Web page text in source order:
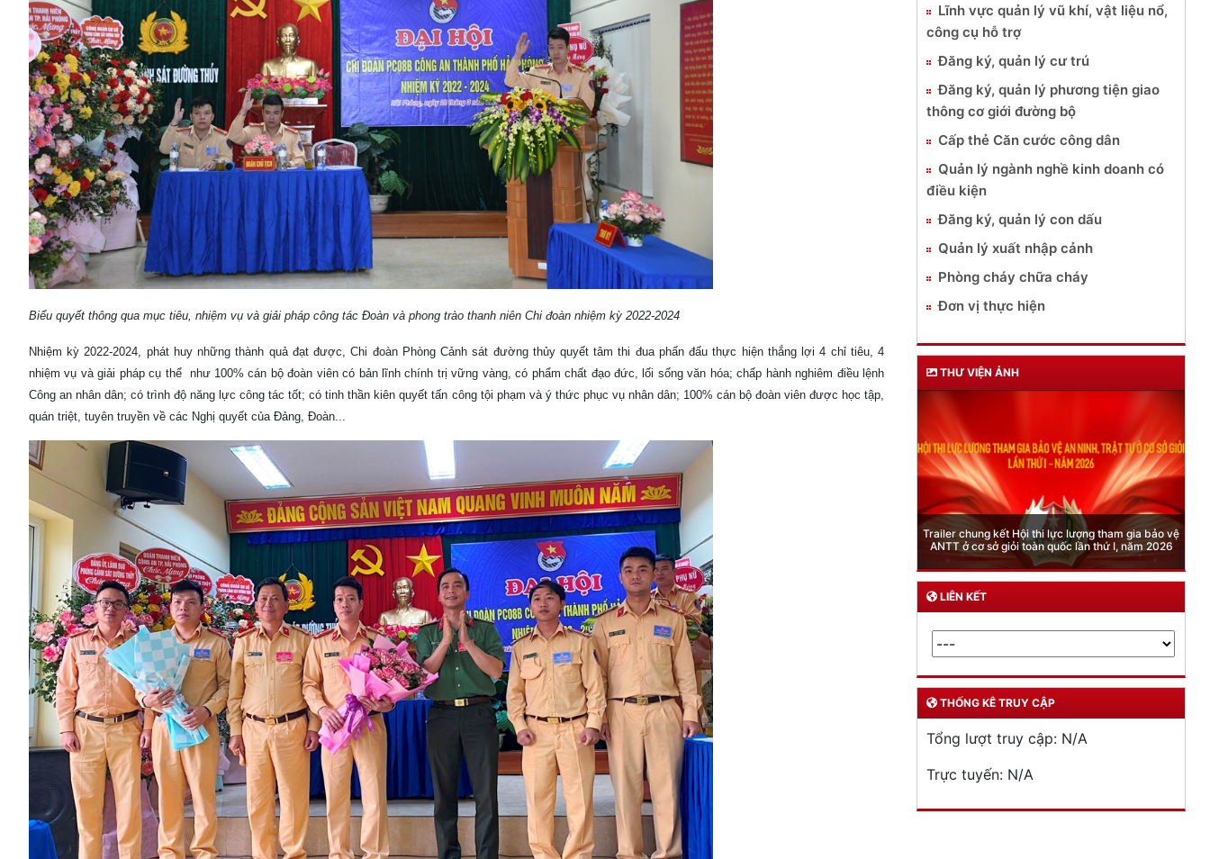
Biểu quyết thông qua mục tiêu, nhiệm vụ và giải pháp công tác Đoàn và phong trào thanh niên Chi đoàn nhiệm kỳ 2022-2024
Nhiệm kỳ 2022-2024, phát huy những thành quả đạt được, Chi đoàn Phòng Cảnh sát đường thủy quyết tâm thi đua phấn đấu thực hiện thắng lợi 4 chỉ tiêu, 4
nhiệm vụ và giải pháp cụ thể như 100% cán bộ đoàn viên có bản lĩnh chính trị vững vàng, có phẩm chất đạo đức, lối sống văn hóa; chấp hành nghiêm điều lệnh
Công an nhân dân; có trình độ năng lực công tác tốt; có tinh thần kiên quyết tấn công tội phạm và ý thức phục vụ nhân dân; 100% cán bộ đoàn viên được học tập,
quán triệt, tuyên truyền về các Nghị quyết của Đảng, Đoàn...
Lĩnh vực quản lý vũ khí, vật liệu nổ,
công cụ hỗ trợ
Đăng ký, quản lý cư trú
Đăng ký, quản lý phương tiện giao
thông cơ giới đường bộ
Cấp thẻ Căn cước công dân
Quản lý ngành nghề kinh doanh có
điều kiện
Đăng ký, quản lý con dấu
Quản lý xuất nhập cảnh
Phòng cháy chữa cháy
Đơn vị thực hiện
THƯ VIỆN ẢNH
Phòng Quản lý xuất nhập cảnh: Hướng dẫn những
quy định mới trong lĩnh vực xuất cảnh, nhập cảnh
của công dân việt nam từ ngày 01/7/2026
LIÊN KẾT
THỐNG KÊ TRUY CẬP
Tổng lượt truy cập: N/A
Trực tuyến: N/A